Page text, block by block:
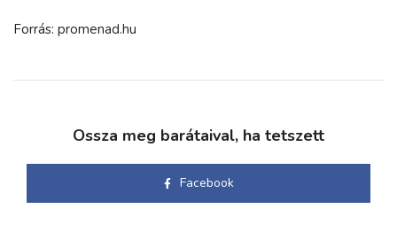
Forrás: promenad.hu
Ossza meg barátaival, ha tetszett
Facebook